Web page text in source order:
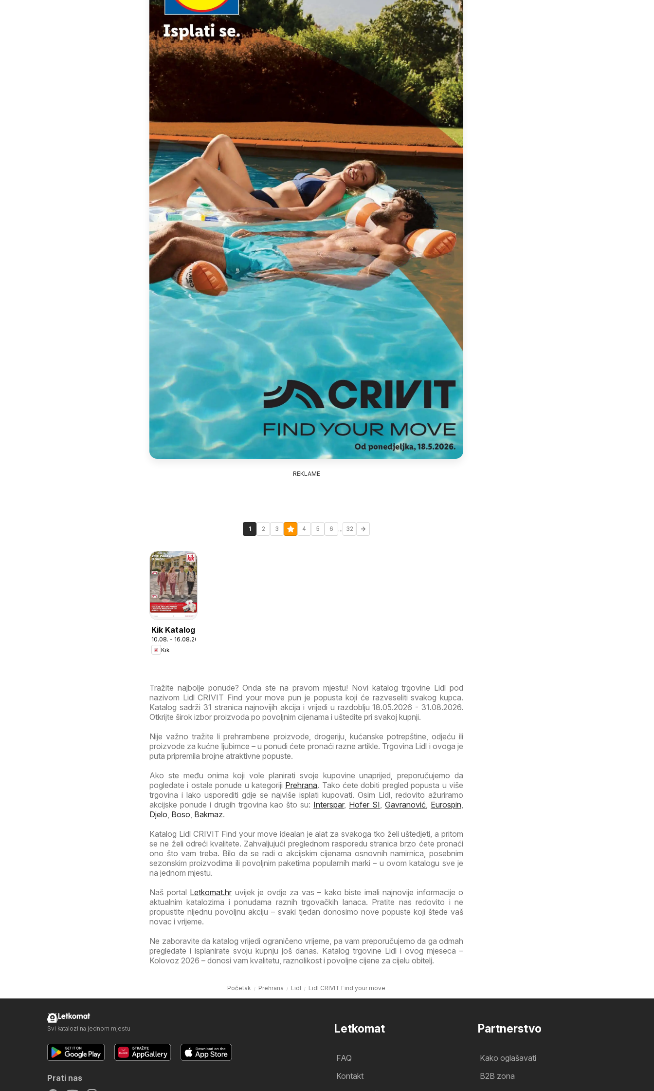
REKLAME
1 2 3 4 5 6 ... 32
Kik Katalog
10.08. - 16.08.2026
Kik
Tražite najbolje ponude? Onda ste na pravom mjestu! Novi katalog trgovine Lidl pod
nazivom Lidl CRIVIT Find your move pun je popusta koji će razveseliti svakog kupca.
Katalog sadrži 31 stranica najnovijih akcija i vrijedi u razdoblju 18.05.2026 - 31.08.2026.
Otkrijte širok izbor proizvoda po povoljnim cijenama i uštedite pri svakoj kupnji.
Nije važno tražite li prehrambene proizvode, drogeriju, kućanske potrepštine, odjeću ili
proizvode za kućne ljubimce – u ponudi ćete pronaći razne artikle. Trgovina Lidl i ovoga je
puta pripremila brojne atraktivne popuste.
Ako ste među onima koji vole planirati svoje kupovine unaprijed, preporučujemo da
pogledate i ostale ponude u kategoriji Prehrana. Tako ćete dobiti pregled popusta u više
trgovina i lako usporediti gdje se najviše isplati kupovati. Osim Lidl, redovito ažuriramo
akcijske ponude i drugih trgovina kao što su: Interspar, Hofer SI, Gavranović, Eurospin,
Djelo, Boso, Bakmaz.
Katalog Lidl CRIVIT Find your move idealan je alat za svakoga tko želi uštedjeti, a pritom
se ne želi odreći kvalitete. Zahvaljujući preglednom rasporedu stranica brzo ćete pronaći
ono što vam treba. Bilo da se radi o akcijskim cijenama osnovnih namirnica, posebnim
sezonskim proizvodima ili povoljnim paketima popularnih marki – u ovom katalogu sve je
na jednom mjestu.
Naš portal Letkomat.hr uvijek je ovdje za vas – kako biste imali najnovije informacije o
aktualnim katalozima i ponudama raznih trgovačkih lanaca. Pratite nas redovito i ne
propustite nijednu povoljnu akciju – svaki tjedan donosimo nove popuste koji štede vaš
novac i vrijeme.
Ne zaboravite da katalog vrijedi ograničeno vrijeme, pa vam preporučujemo da ga odmah
pregledate i isplanirate svoju kupnju još danas. Katalog trgovine Lidl i ovog mjeseca –
Kolovoz 2026 – donosi vam kvalitetu, raznolikost i povoljne cijene za cijelu obitelj.
Početak Prehrana Lidl Lidl CRIVIT Find your move
Letkomat
FAQ
Kontakt
Partnerstvo
Kako oglašavati
B2B zona
Letkomat
Svi katalozi na jednom mjestu
Prati nas